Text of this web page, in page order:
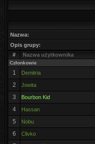
Nazwa:
Opis grupy:
#
Nazwa użytkownika
Członkowie
1 Demitria
2 Jowita
3 Bourbon Kid
4 Hassan
5 Nobu
6 Clivko